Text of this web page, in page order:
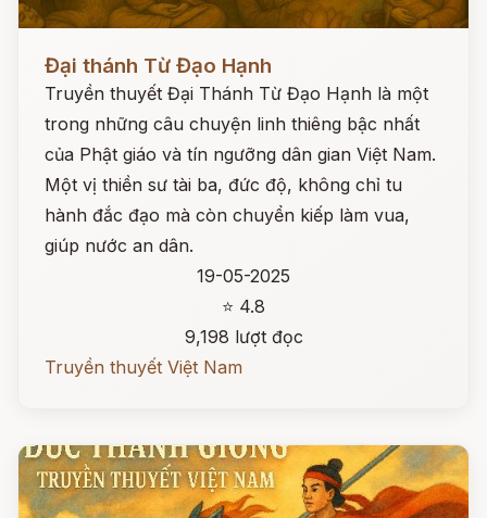
Đại thánh Từ Đạo Hạnh
Truyền thuyết Đại Thánh Từ Đạo Hạnh là một
trong những câu chuyện linh thiêng bậc nhất
của Phật giáo và tín ngưỡng dân gian Việt Nam.
Một vị thiền sư tài ba, đức độ, không chỉ tu
hành đắc đạo mà còn chuyển kiếp làm vua,
giúp nước an dân.
19-05-2025
⭐ 4.8
9,198 lượt đọc
Truyền thuyết Việt Nam